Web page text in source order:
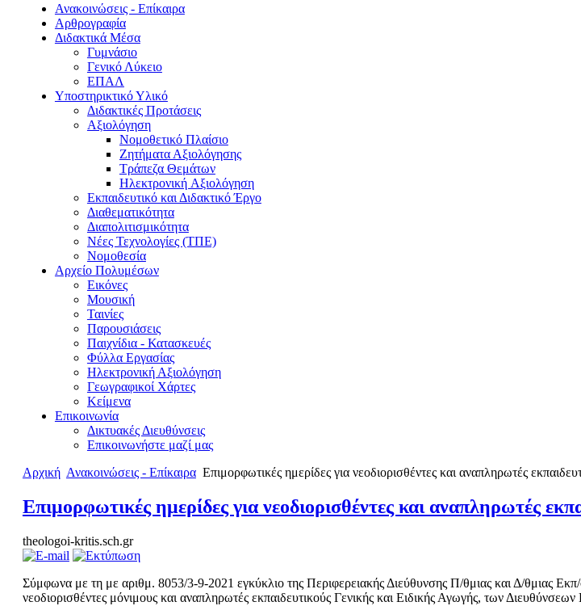
Ανακοινώσεις - Επίκαιρα
Αρθρογραφία
Διδακτικά Μέσα
Γυμνάσιο
Γενικό Λύκειο
ΕΠΑΛ
Υποστηρικτικό Υλικό
Διδακτικές Προτάσεις
Αξιολόγηση
Νομοθετικό Πλαίσιο
Ζητήματα Αξιολόγησης
Τράπεζα Θεμάτων
Hλεκτρονική Aξιολόγηση
Εκπαιδευτικό και Διδακτικό Έργο
Διαθεματικότητα
Διαπολιτισμικότητα
Νέες Τεχνολογίες (ΤΠΕ)
Νομοθεσία
Αρχείο Πολυμέσων
Εικόνες
Μουσική
Ταινίες
Παρουσιάσεις
Παιχνίδια - Κατασκευές
Φύλλα Εργασίας
Ηλεκτρονική Αξιολόγηση
Γεωγραφικοί Χάρτες
Κείμενα
Επικοινωνία
Δικτυακές Διευθύνσεις
Επικοινωνήστε μαζί μας
Αρχική Ανακοινώσεις - Επίκαιρα Επιμορφωτικές ημερίδες για νεοδιορισθέντες και αναπληρωτές
Επιμορφωτικές ημερίδες για νεοδιορισθέντες και αναπληρωτές
theologoi-kritis.sch.gr
Σύμφωνα με τη με αριθμ. 8053/3-9-2021 εγκύκλιο της Περιφερειακής Διεύθυνσης Π/θμιας και Δ/θμιας
νεοδιορισθέντες μόνιμους και αναπληρωτές εκπαιδευτικούς Γενικής και Ειδικής Αγωγής, των